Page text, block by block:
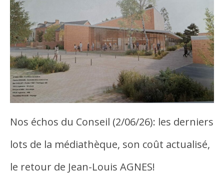
Nos échos du Conseil (2/06/26): les derniers
lots de la médiathèque, son coût actualisé,
le retour de Jean-Louis AGNES!